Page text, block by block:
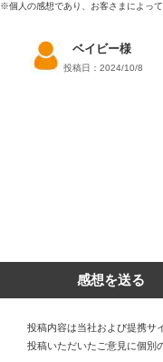
※個人の感想であり、お客さまによって
ベイビー様
投稿日：2024/10/8
感想を送る
投稿内容は当社および提携サ
投稿いただいたご意見に個別